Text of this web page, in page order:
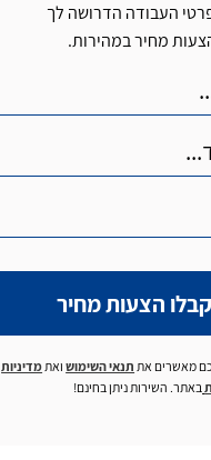
העבודה הדרושה לך
מחיר במהירות.
הצעות מחיר
מאשרים את תנאי השימושואתמדיניות
באתר. השירות ניתן בחינם!